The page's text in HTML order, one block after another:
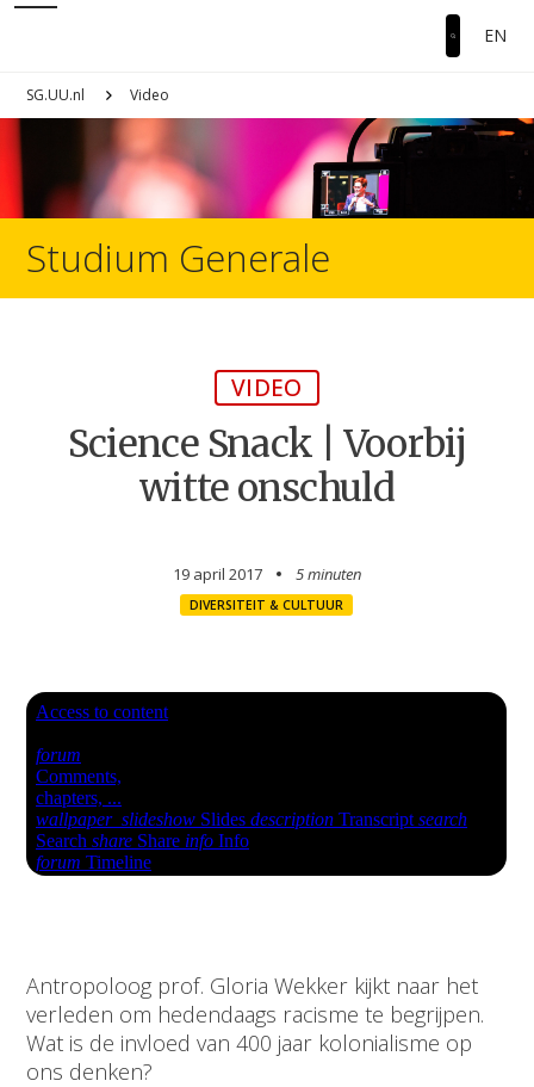
EN
SG.UU.nl Video
Studium Generale
VIDEO
Science Snack | Voorbij
witte onschuld
19 april 2017 5 minuten
DIVERSITEIT & CULTUUR
Antropoloog prof. Gloria Wekker kijkt naar het
verleden om hedendaags racisme te begrijpen.
Wat is de invloed van 400 jaar kolonialisme op
ons denken?